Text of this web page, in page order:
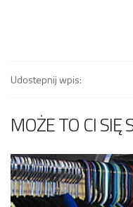
Udostepnij wpis:
MOŻE TO CI SIĘ